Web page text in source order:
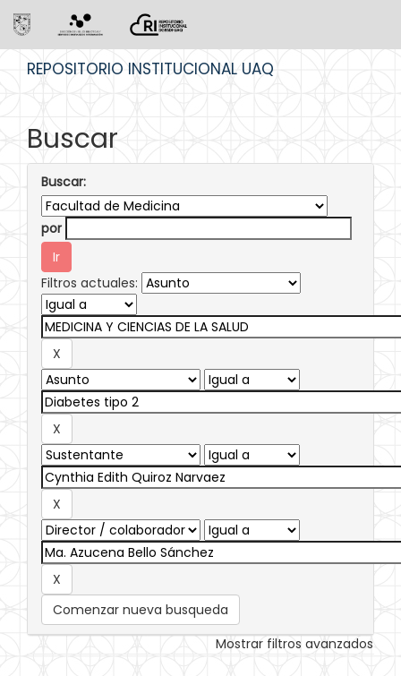
REPOSITORIO INSTITUCIONAL UAQ
Buscar
Buscar:
por
Filtros actuales:
Comenzar nueva busqueda
Mostrar filtros avanzados